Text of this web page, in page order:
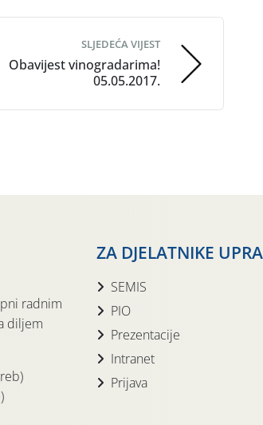
SLJEDEĆA VIJEST
Obavijest vinogradarima!
05.05.2017.
radnim
diljem
ZA DJELATNIKE
SEMIS
PIO
Prezentacije
Intranet
Prijava